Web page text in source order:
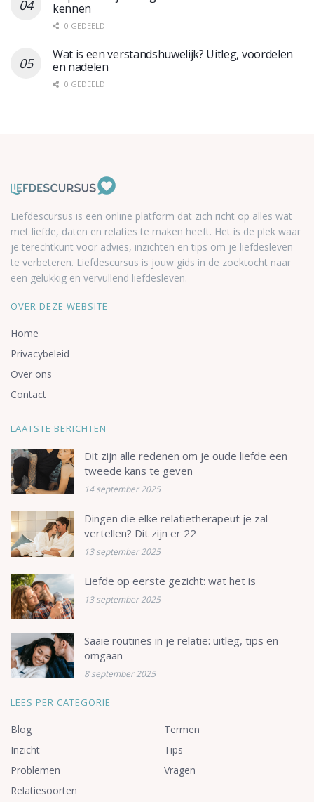
kennen
0 GEDEELD
Wat is een verstandshuwelijk? Uitleg, voordelen
en nadelen
0 GEDEELD
Liefdescursus is een online platform dat zich richt op alles wat
met liefde, daten en relaties te maken heeft. Het is de plek waar
je terechtkunt voor advies, inzichten en tips om je liefdesleven
te verbeteren. Liefdescursus is jouw gids in de zoektocht naar
een gelukkig en vervullend liefdesleven.
OVER DEZE WEBSITE
Home
Privacybeleid
Over ons
Contact
LAATSTE BERICHTEN
Dit zijn alle redenen om je oude liefde een
tweede kans te geven
14 september 2025
Dingen die elke relatietherapeut je zal
vertellen? Dit zijn er 22
13 september 2025
Liefde op eerste gezicht: wat het is
13 september 2025
Saaie routines in je relatie: uitleg, tips en
omgaan
8 september 2025
LEES PER CATEGORIE
Blog
Inzicht
Problemen
Relatiesoorten
Termen
Tips
Vragen